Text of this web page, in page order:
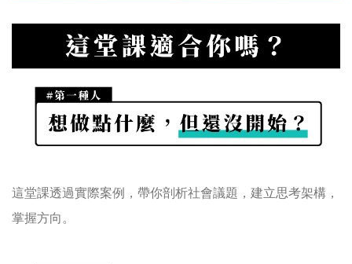
這堂課透過實際案例，帶你剖析社會議題，建立思考架構，
掌握方向。